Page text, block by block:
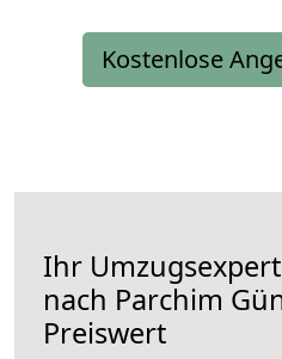
Kostenlose
Ihr
nach Parchim
Preiswert